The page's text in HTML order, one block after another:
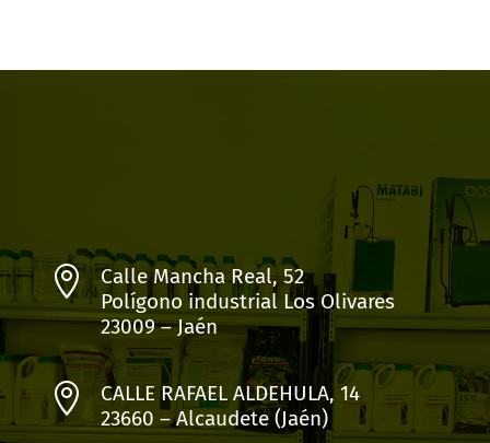

Calle Mancha Real, 52
Polígono industrial Los Olivares
23009 – Jaén

CALLE RAFAEL ALDEHULA, 14
23660 – Alcaudete (Jaén)